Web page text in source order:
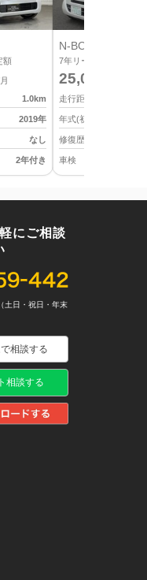
額
1.0km
2019年
なし
2年付き
N-BOX
7年リース月額定額
25,080
走行距離
年式(初度登録)
修復歴
車検
にご相談
土日・祝日・年末
相談する
相談する